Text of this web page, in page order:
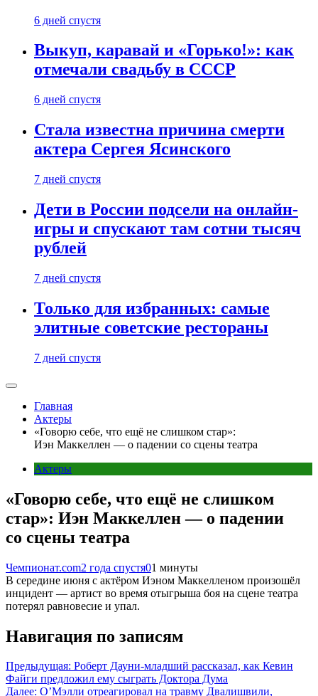
6 дней спустя
Выкуп, каравай и «Горько!»: как
отмечали свадьбу в СССР
6 дней спустя
Стала известна причина смерти
актера Сергея Ясинского
7 дней спустя
Дети в России подсели на онлайн-
игры и спускают там сотни тысяч
рублей
7 дней спустя
Только для избранных: самые
элитные советские рестораны
7 дней спустя
Главная
Актеры
«Говорю себе, что ещё не слишком стар»:
Иэн Маккеллен — о падении со сцены театра
Актеры
«Говорю себе, что ещё не слишком
стар»: Иэн Маккеллен — о падении
со сцены театра
Чемпионат.com2 года спустя01 минуты
В середине июня с актёром Иэном Маккелленом произошёл
инцидент — артист во время отыгрыша боя на сцене театра
потерял равновесие и упал.
Навигация по записям
Предыдущая: Роберт Дауни-младший рассказал, как Кевин
Файги предложил ему сыграть Доктора Дума
Далее: О’Мэлли отреагировал на травму Двалишвили,